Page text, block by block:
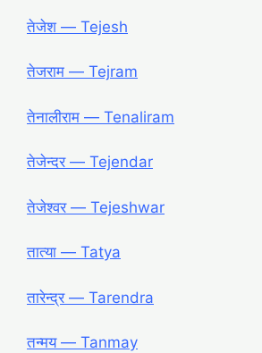
तेजेश ― Tejesh
तेजराम ― Tejram
तेनालीराम ― Tenaliram
तेजेन्दर ― Tejendar
तेजेश्वर ― Tejeshwar
तात्या ― Tatya
तारेन्द्र ― Tarendra
तन्मय ― Tanmay